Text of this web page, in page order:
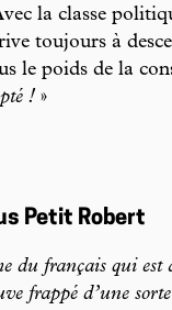
la classe
toujours à
le poids de la
! »
Petit Robert
du français qui est
frappé d’une